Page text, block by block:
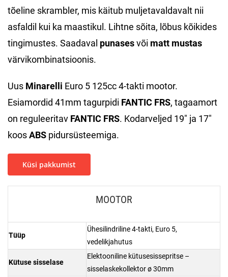
tõeline skrambler, mis käitub muljetavaldavalt nii
asfaldil kui ka maastikul. Lihtne sõita, lõbus kõikides
tingimustes. Saadaval punasesvõi matt mustas
värvikombinatsioonis.
Uus Minarelli Euro 5 125cc 4-takti mootor.
Esiamordid 41mm tagurpidi FANTIC FRS, tagaamort
on reguleeritav FANTIC FRS. Kodarveljed 19″ ja 17″
koosABS pidursüsteemiga.
Küsi pakkumist
MOOTOR
Tüüp
Ühesilindriline 4-takti, Euro 5,
vedelikjahutus
Kütuse sisselase
Elektooniline kütusesissepritse –
sisselaskekollektor ø 30mm